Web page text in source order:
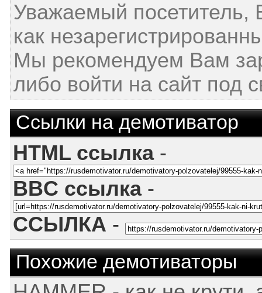
Уважаемый посетитель,
как
Мы рекомендуем Вам
либо войти на сайт под
Ссылки на демотиватор
HTML ссылка-
BBC ссылка-
ССЫЛКА -
Похожие демотиваторы